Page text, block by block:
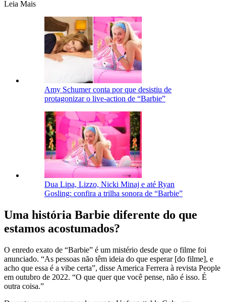
Leia Mais
Amy Schumer conta por que desistiu de
protagonizar o live-action de “Barbie”
Dua Lipa, Lizzo, Nicki Minaj e até Ryan
Gosling: confira a trilha sonora de “Barbie”
Uma história Barbie diferente do que
estamos acostumados?
O enredo exato de “Barbie” é um mistério desde que o filme foi
anunciado. “As pessoas não têm ideia do que esperar [do filme], e
acho que essa é a vibe certa”, disse America Ferrera à revista People
em outubro de 2022. “O que quer que você pense, não é isso. É
outra coisa.”